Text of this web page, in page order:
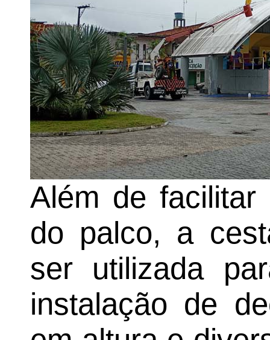
Além de
do palco, a
ser utilizada
instalação de